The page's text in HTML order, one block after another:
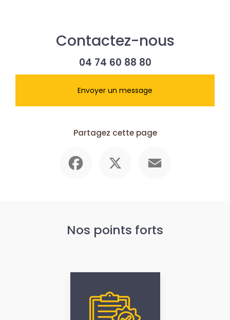
Contactez-nous
04 74 60 88 80
Envoyer un message
Partagez cette page
Nos points forts